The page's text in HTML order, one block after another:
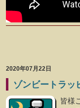
2020年07月22日
ゾンビートラッ
皆様